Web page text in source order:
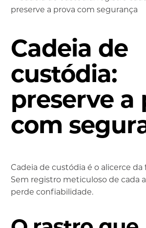
Cadeia de
custódia:
preserve a
com
Cadeia de custódia é o alicerce da
Sem registro meticuloso de cada
perde confiabilidade.